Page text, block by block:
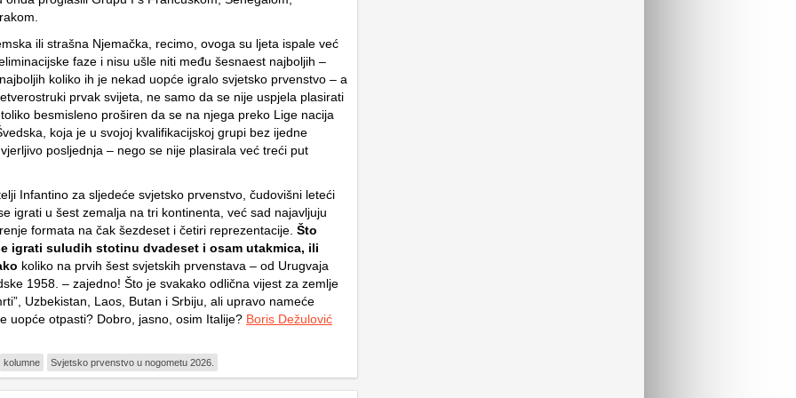
ili strašna Njemačka, recimo, ovoga su ljeta ispale već
faze i nisu ušle niti među šesnaest najboljih –
koliko ih je nekad uopće igralo svjetsko prvenstvo – a
prvak svijeta, ne samo da se nije uspjela plasirati
besmisleno proširen da se na njega preko Lige nacija
koja je u svojoj kvalifikacijskoj grupi bez ijedne
posljednja – nego se nije plasirala već treći put
Infantino za sljedeće svjetsko prvenstvo, čudovišni leteći
igrati u šest zemalja na tri kontinenta, već sad najavljuju
formata na čak šezdeset i četiri reprezentacije. Što
igrati suludih stotinu dvadeset i osam utakmica, ili
koliko na prvih šest svjetskih prvenstava – od Urugvaja
1958. – zajedno! Što je svakako odlična vijest za zemlje
Uzbekistan, Laos, Butan i Srbiju, ali upravo nameće
uopće otpasti? Dobro, jasno, osim Italije? Boris Dežulović
kolumne Svjetsko prvenstvo u nogometu 2026.